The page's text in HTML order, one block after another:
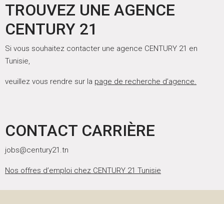
TROUVEZ UNE AGENCE
CENTURY 21
Si vous souhaitez contacter une agence CENTURY 21 en
Tunisie,
veuillez vous rendre sur la page de recherche d’agence.
CONTACT CARRIÈRE
jobs@century21.tn
Nos offres d’emploi chez CENTURY 21 Tunisie